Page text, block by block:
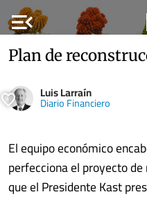
menu_open
Plan de
Luis Larraín
Diario Financiero
El equipo económico
perfecciona el proyecto
que el Presidente Kast